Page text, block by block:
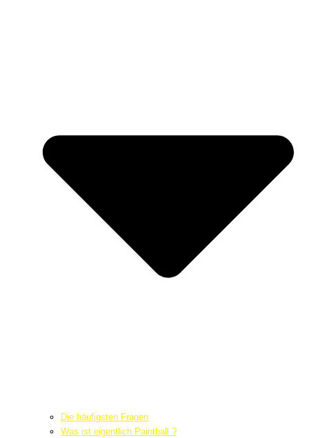
Die häufigsten Fragen
Was ist eigentlich Paintball ?